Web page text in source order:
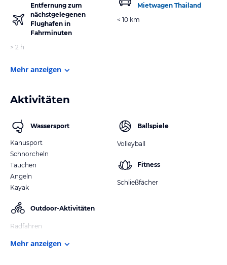
Entfernung zum
nächstgelegenen
Flughafen in
Fahrminuten
> 2 h
Mietwagen Thailand
< 10 km
Mehr anzeigen
Aktivitäten
Wassersport
Kanusport
Schnorcheln
Tauchen
Angeln
Kayak
Outdoor-Aktivitäten
Radfahren
Ballspiele
Volleyball
Fitness
Schließfächer
Mehr anzeigen